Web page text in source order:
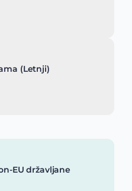
(Letnji)
EU državljane